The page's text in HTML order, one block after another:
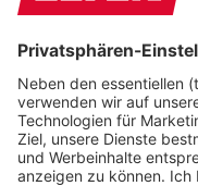
ANIMATIONEN